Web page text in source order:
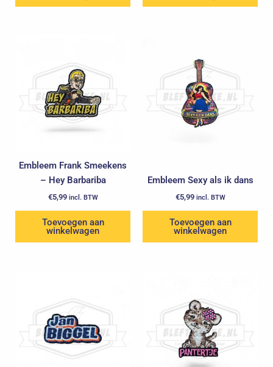
Embleem Frank Smeekens
– Hey Barbariba
€5,99 incl. BTW
Toevoegen aan
winkelwagen
Embleem Sexy als ik dans
€5,99 incl. BTW
Toevoegen aan
winkelwagen